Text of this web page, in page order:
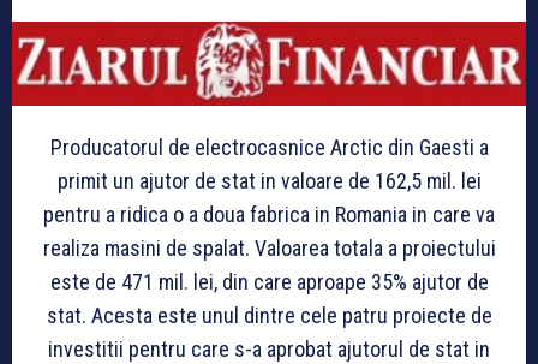
Producatorul de electrocasnice Arctic din Gaesti a
primit un ajutor de stat in valoare de 162,5 mil. lei
pentru a ridica o a doua fabrica in Romania in care va
realiza masini de spalat. Valoarea totala a proiectului
este de 471 mil. lei, din care aproape 35% ajutor de
stat. Acesta este unul dintre cele patru proiecte de
investitii pentru care s-a aprobat ajutorul de stat in